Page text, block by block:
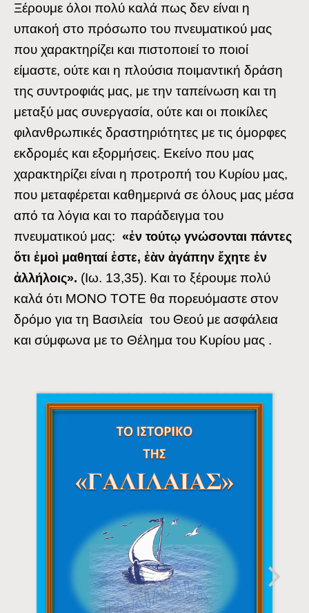
Ξέρουμε όλοι πολύ καλά πως δεν είναι η
υπακοή στο πρόσωπο του πνευματικού μας
που χαρακτηρίζει και πιστοποιεί το ποιοί
είμαστε, ούτε και η πλούσια ποιμαντική δράση
της συντροφιάς μας, με την ταπείνωση και τη
μεταξύ μας συνεργασία, ούτε και οι ποικίλες
φιλανθρωπικές δραστηριότητες με τις όμορφες
εκδρομές και εξορμήσεις. Εκείνο που μας
χαρακτηρίζει είναι η προτροπή του Κυρίου μας,
που μεταφέρεται καθημερινά σε όλους μας μέσα
από τα λόγια και το παράδειγμα του
πνευματικού μας: «ἐν τούτῳ γνώσονται πάντες
ὅτι ἐμοὶ μαθηταί ἐστε, ἐὰν ἀγάπην ἔχητε ἐν
ἀλλήλοις». (Ιω. 13,35). Και το ξέρουμε πολύ
καλά ότι ΜΟΝΟ ΤΟΤΕ θα πορευόμαστε στον
δρόμο για τη Βασιλεία του Θεού με ασφάλεια
και σύμφωνα με το Θέλημα του Κυρίου μας .